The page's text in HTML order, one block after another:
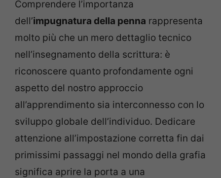
Comprendere l’importanza
dell’impugnatura della penna rappresenta
molto più che un mero dettaglio tecnico
nell’insegnamento della scrittura: è
riconoscere quanto profondamente ogni
aspetto del nostro approccio
all’apprendimento sia interconnesso con lo
sviluppo globale dell’individuo. Dedicare
attenzione all’impostazione corretta fin dai
primissimi passaggi nel mondo della grafia
significa aprire la porta a una